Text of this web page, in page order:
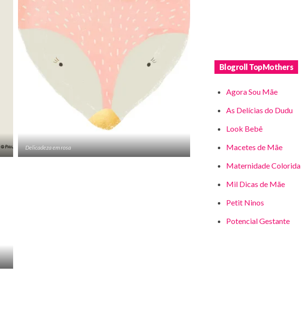
Delicadeza em rosa
Blogroll TopMothers
Agora Sou Mãe
As Delícias do Dudu
Look Bebê
Macetes de Mãe
Maternidade Colorida
Mil Dicas de Mãe
Petit Ninos
Potencial Gestante